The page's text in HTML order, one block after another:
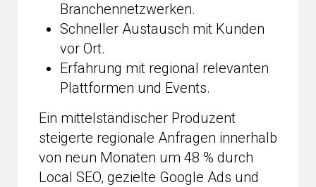
Branchennetzwerken.
Schneller Austausch mit Kunden
vor Ort.
Erfahrung mit regional relevanten
Plattformen und Events.
Ein mittelständischer Produzent
steigerte regionale Anfragen innerhalb
von neun Monaten um 48 % durch
Local SEO, gezielte Google Ads und